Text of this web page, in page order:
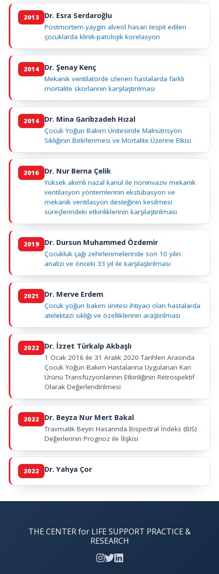
2013 Dr. Esra Serdaroğlu
Postmortem yaygın alveol hasarı tespit edilen
çocuklarda klinik-patolojik korelasyon
2014 Dr. Şenay Kenç
Mekanik ventilatörde izlenen hastalarda farklı
mortalite skorlarının karşılaştırılması
2014 Dr. Mina Garibzadeh Hızal
Çocuk Yoğun Bakım Ünitesinde Malnütrisyon
Sıklığının Belirlenmesi ve Mortalite Üzerine Etkisi
2016 Dr. Nur Berna Çelik
Yüksek akımlı nazal kanül ile noninvaziv mekanik
ventilasyon yöntemlerinin ekstübasyon ve
mekanik ventilasyon desteğinin kesilmesi
süreçlerindeki etkinliklerinin karşılaştırılması
2019 Dr. Dursun Muhammed Özdemir
Çocukluk çağı zehirlenmelerinde son 10 yılın
analizi ve önceki 33 yıl ile karşılaştırılması
2021 Dr. Merve Erdem
Çocuk yoğun bakım ünitesi ihtiyacı olan hastalarda
atelektazi sıklığı ve özelliklerinin araştırılması
2022 Dr. İzzet Türkalp Akbaşlı
1 Ocak 2016 ile 31 Aralık 2020 Tarihleri Arasında
Çocuk Yoğun Bakım Hastalarına Uygulanan Kan
Ürünü Transfüzyonlarının Etkinliğinin Retrospektif
Olarak Değerlendirilmesi
2022 Dr. Beyza Nur Mert Bakal
Travmatik Beyin Hasarında Bispectral İndeks (BIS)
Değerlerinin Prognoz ile İlişkisi
2022 Dr. Yahya Çor
THE CENTER for LIFE SUPPORT PRACTICE &
RESEARCH